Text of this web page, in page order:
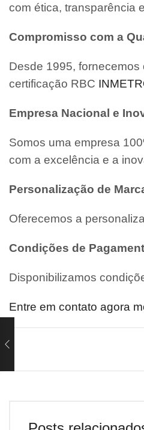
com ética, transparência
Compromisso com a
Desde 1995,
certificação RBC
Empresa Nacional e
Somos uma empresa
com a excelência e a
Personalização de
Oferecemos a
Condições de
Disponibilizamos
Entre em contato agora